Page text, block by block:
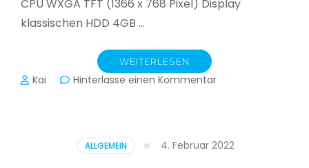
CPU WXGA TFT (1366 x 768 Pixel) Display
klassischen HDD 4GB …
WEITERLESEN
Kai Hinterlasse einen Kommentarzu
ALLGEMEIN 4. Februar 2022